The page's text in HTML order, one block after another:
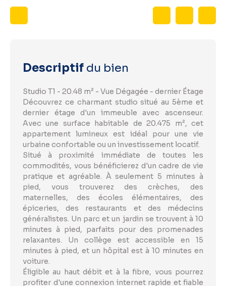
Descriptif du bien
Studio T1 - 20.48 m² - Vue Dégagée - dernier Étage
Découvrez ce charmant studio situé au 5ème et
dernier étage d'un immeuble avec ascenseur.
Avec une surface habitable de 20.475 m², cet
appartement lumineux est idéal pour une vie
urbaine confortable ou un investissement locatif.
Situé à proximité immédiate de toutes les
commodités, vous bénéficierez d'un cadre de vie
pratique et agréable. À seulement 5 minutes à
pied, vous trouverez des crèches, des
maternelles, des écoles élémentaires, des
épiceries, des restaurants et des médecins
généralistes. Un parc et un jardin se trouvent à 10
minutes à pied, parfaits pour des promenades
relaxantes. Un collège est accessible en 15
minutes à pied, et un hôpital est à 10 minutes en
voiture.
Éligible au haut débit et à la fibre, vous pourrez
profiter d'une connexion internet rapide et fiable